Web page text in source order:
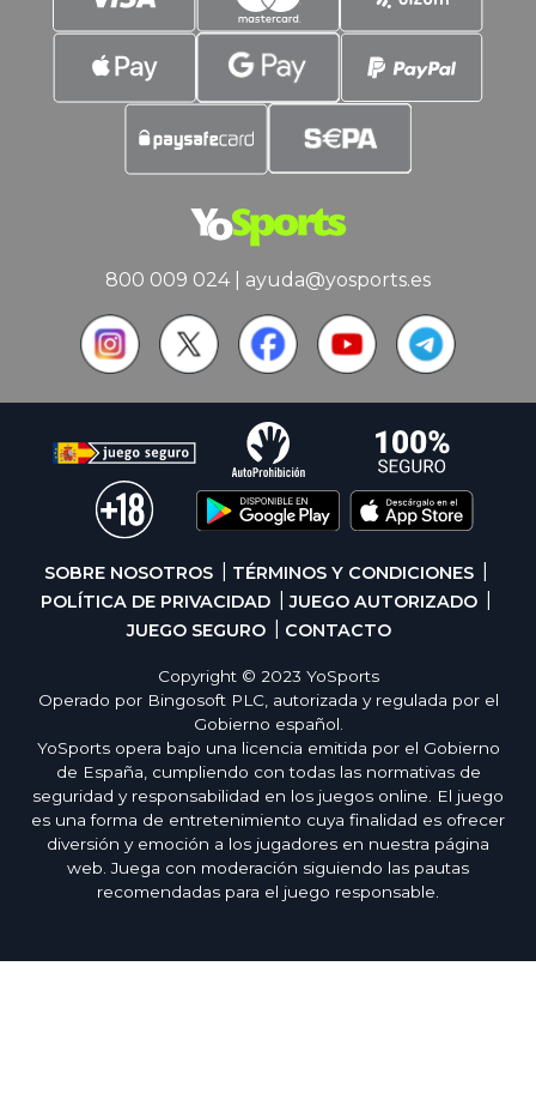
800 009 024| ayuda@yosports.es
SOBRE NOSOTROS
TÉRMINOS Y CONDICIONES
POLÍTICA DE PRIVACIDAD
JUEGO AUTORIZADO
JUEGO SEGURO
CONTACTO
Copyright © 2023 YoSports
Operado por Bingosoft PLC, autorizada y regulada por el
Gobierno español.
YoSports opera bajo una licencia emitida por el Gobierno
de España, cumpliendo con todas las normativas de
seguridad y responsabilidad en los juegos online. El juego
es una forma de entretenimiento cuya finalidad es ofrecer
diversión y emoción a los jugadores en nuestra página
web. Juega con moderación siguiendo las pautas
recomendadas para el juego responsable.